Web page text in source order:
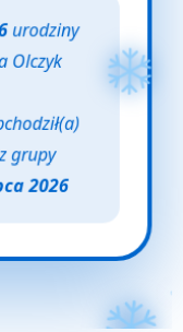
urodziny
Olczyk
z grupy
2026